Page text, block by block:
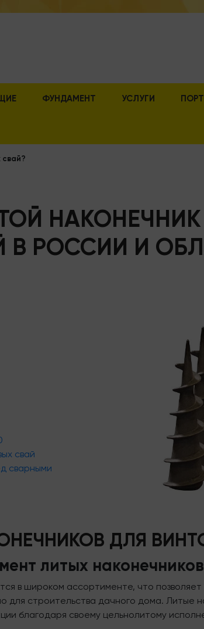
ФУНДАМЕНТ УСЛУГИ
свай?
В РОССИИ И
свай
сварными
ДЛЯ
литых
в широком ассортименте, что
для строительства дачного дома. Литые
благодаря своему цельнолитому